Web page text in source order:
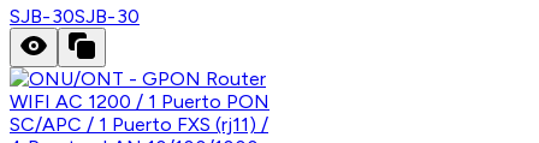
SJB-30SJB-30